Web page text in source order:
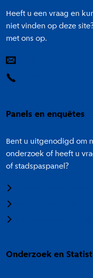
Heeft u een vraag en
niet vinden op deze
met ons op.
Panels en enquêtes
Bent u uitgenodigd om
onderzoek of heeft u
of stadspaspanel?
Onderzoek en